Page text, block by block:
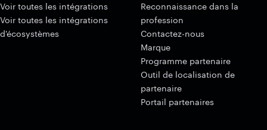
Voir toutes les intégrations
Voir toutes les intégrations
d'écosystèmes
Reconnaissance dans la
profession
Contactez-nous
Marque
Programme partenaire
Outil de localisation de
partenaire
Portail partenaires